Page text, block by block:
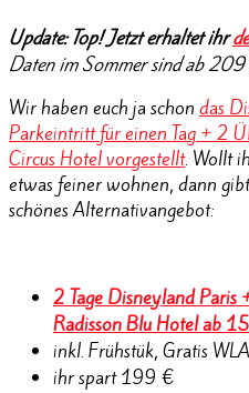
Update: Top! Jetzt erhaltet ihr
Daten im Sommer sind ab 209
Wir haben euch ja schon das
Parkeintritt für einen Tag + 2
Circus Hotel vorgestellt. Wollt
etwas feiner wohnen, dann
schönes Alternativangebot:
2 Tage Disneyland
Radisson Blu Hotel ab
inkl. Frühstük, Gratis
ihr spart 199 €